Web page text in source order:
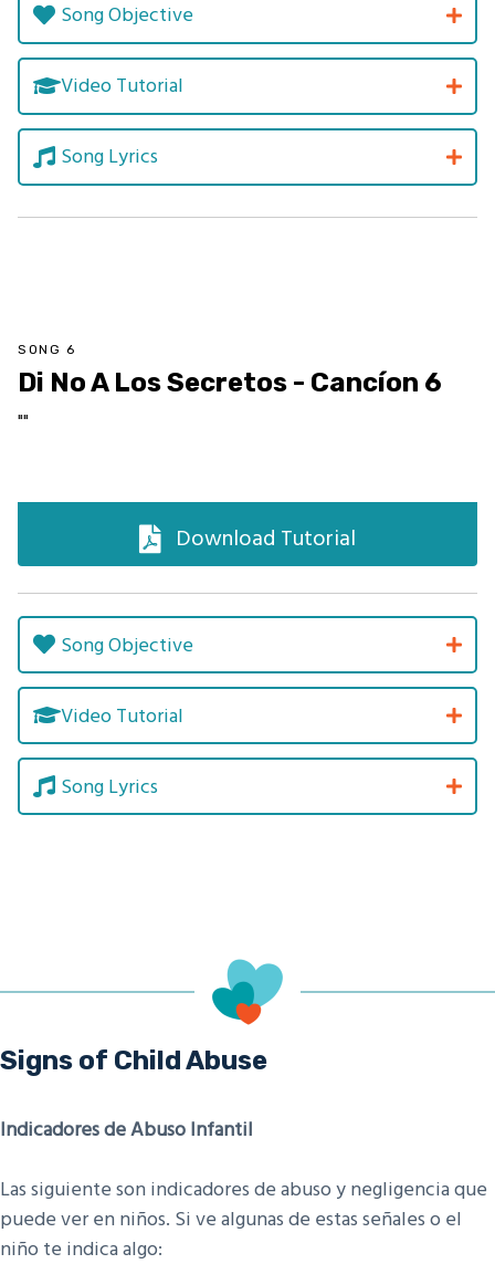
Song Objective
Video Tutorial
Song Lyrics
Download Tutorial
SONG 6
Di No A Los Secretos - Cancíon 6
""
Song Objective
Video Tutorial
Song Lyrics
Signs of Child Abuse
Indicadores de Abuso Infantil
Las siguiente son indicadores de abuso y negligencia que
puede ver en niños. Si ve algunas de estas señales o el
niño te indica algo: